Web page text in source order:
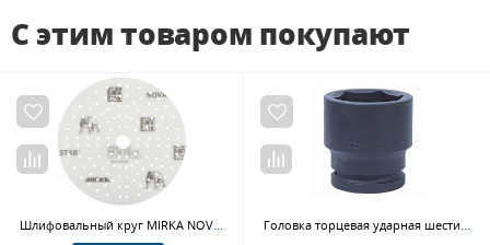
С этим товаром покупают
Шлифовальный круг MIRKA NOVASTAR FG6C209918, 125 мм, Р180 Головка торцевая ударная шестигранная 1&1/2", 70 мм KING TONY 953570M